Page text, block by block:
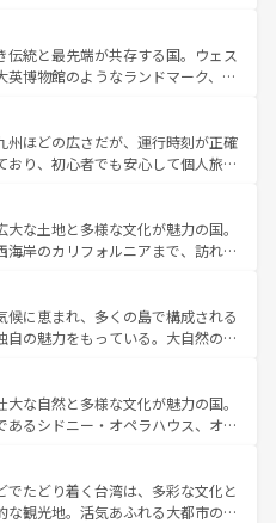
地であるランス、プロヴァンスの
など、多彩な楽しみ方が可能だ。さ
にも魅力が溢れており、どの街角に
れぞれで全く異なる文化を体験で
なお、新着のフランス情報はコンテンツ一覧
を歩いても飽きることがない。ベ
バイエルン州のアルプスの絶景、そ
イン畑といった風景は必見。ビール
してほしい。 なお、新着の
ツ一覧を参照してほしい。
伝統と最先端が共存する国。ウェス
英博物館のようなランドマーク、歴
ある。また、優雅なアフタヌーン
はたまらない英国パブ、サッカー観
そできる体験も豊富。イギリスを旅
い。
州ほどの広さだが、運行時刻が正確
おり、初心者でも安心して個人旅行
や、スイスならではのユニークな
観光だけでなく町歩きも満喫する
所得が高いため物価も高いが、旅行
楽しむこともできる。 なお、新
テンツ一覧 を参照してほしい。
な土地と多様な文化が魅力の国。
海岸のカリフォルニアまで、訪れる
光、ショッピング、エンターテイ
激的なスポットだ。一方、アメリカ
り、グランドキャニオンやイエロー
は、音楽と美食が融合した独特の
メリカの各地域で異なる魅力を楽
性と豊かな歴史を感じることができ
お、新着のアメリカ
を参照してほしい。
候に恵まれ、多くの島で構成される
自の魅力をもっている。大自然の神
た、定番の観光地といえばオアフ
めるならマウイ島やカウアイ島が
グリーンに輝く海をはじめ、豊かな
れる人々を迎えてくれるハワイの
ルフードやハワイアンミュージッ
スなど、すべてがハワイの魅力を彩
な自然と多様な文化が魅力の国。
あるシドニー・オペラハウス、オー
にそびえるウルル（エアーズロッ
しい原生林やケアンズの熱帯雨林な
ん。また、カフェやワイン、オージ
でたどり着く台湾は、多彩な文化と
な観光地。活気あふれる大都市の台